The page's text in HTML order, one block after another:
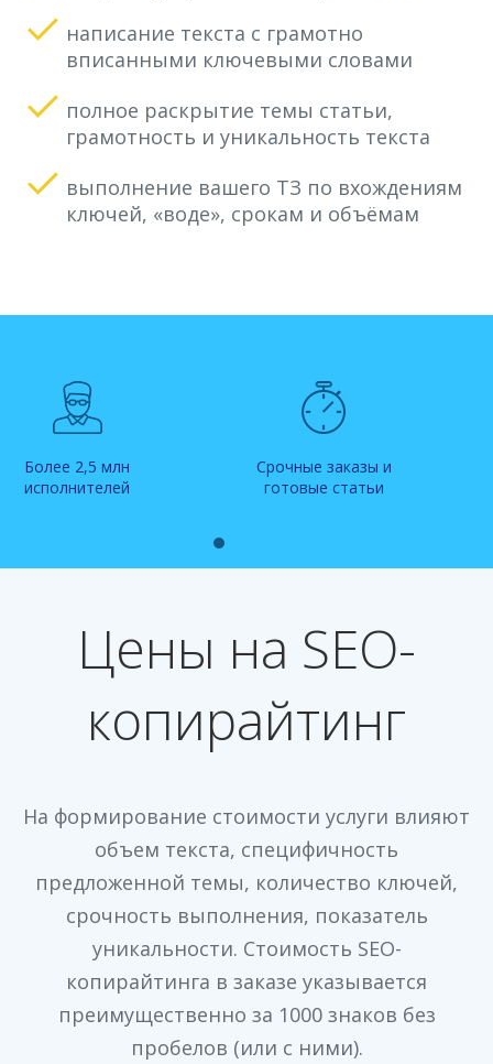
написание текста с грамотно
вписанными ключевыми словами
полное раскрытие темы статьи,
грамотность и уникальность текста
выполнение вашего ТЗ по вхождениям
ключей, «воде», срокам и объёмам
Более 2,5 млн
исполнителей
Срочные заказы и
готовые статьи
Цены на SEO-
копирайтинг
На формирование стоимости услуги влияют
объем текста, специфичность
предложенной темы, количество ключей,
срочность выполнения, показатель
уникальности. Стоимость SEO-
копирайтинга в заказе указывается
преимущественно за 1000 знаков без
пробелов (или с ними).